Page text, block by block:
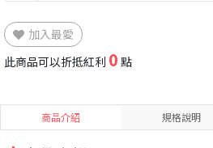
加入最愛
此商品可以折抵紅利 0 點
商品介紹 規格說明